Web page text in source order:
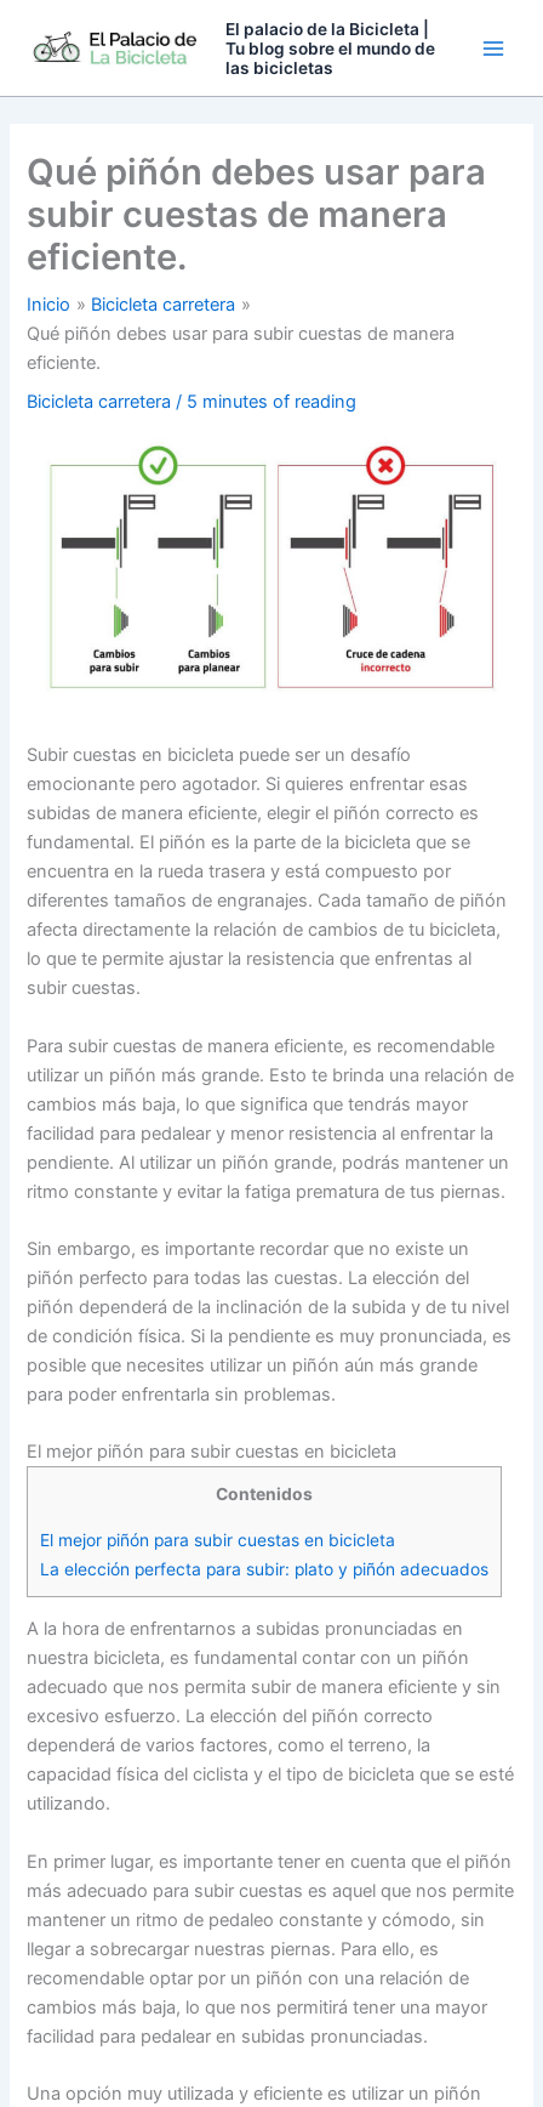
El palacio de la Bicicleta |
Tu blog sobre el mundo de
las bicicletas
Qué piñón debes usar para
subir cuestas de manera
eficiente.
Inicio
Bicicleta carretera
Qué piñón debes usar para subir cuestas de manera
eficiente.
Bicicleta carretera / 5 minutes of reading
Subir cuestas en bicicleta puede ser un desafío
emocionante pero agotador. Si quieres enfrentar esas
subidas de manera eficiente, elegir el piñón correcto es
fundamental. El piñón es la parte de la bicicleta que se
encuentra en la rueda trasera y está compuesto por
diferentes tamaños de engranajes. Cada tamaño de piñón
afecta directamente la relación de cambios de tu bicicleta,
lo que te permite ajustar la resistencia que enfrentas al
subir cuestas.
Para subir cuestas de manera eficiente, es recomendable
utilizar un piñón más grande. Esto te brinda una relación de
cambios más baja, lo que significa que tendrás mayor
facilidad para pedalear y menor resistencia al enfrentar la
pendiente. Al utilizar un piñón grande, podrás mantener un
ritmo constante y evitar la fatiga prematura de tus piernas.
Sin embargo, es importante recordar que no existe un
piñón perfecto para todas las cuestas. La elección del
piñón dependerá de la inclinación de la subida y de tu nivel
de condición física. Si la pendiente es muy pronunciada, es
posible que necesites utilizar un piñón aún más grande
para poder enfrentarla sin problemas.
El mejor piñón para subir cuestas en bicicleta
Contenidos
El mejor piñón para subir cuestas en bicicleta
La elección perfecta para subir: plato y piñón adecuados
A la hora de enfrentarnos a subidas pronunciadas en
nuestra bicicleta, es fundamental contar con un piñón
adecuado que nos permita subir de manera eficiente y sin
excesivo esfuerzo. La elección del piñón correcto
dependerá de varios factores, como el terreno, la
capacidad física del ciclista y el tipo de bicicleta que se esté
utilizando.
En primer lugar, es importante tener en cuenta que el piñón
más adecuado para subir cuestas es aquel que nos permite
mantener un ritmo de pedaleo constante y cómodo, sin
llegar a sobrecargar nuestras piernas. Para ello, es
recomendable optar por un piñón con una relación de
cambios más baja, lo que nos permitirá tener una mayor
facilidad para pedalear en subidas pronunciadas.
Una opción muy utilizada y eficiente es utilizar un piñón